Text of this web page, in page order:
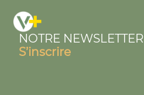
NOTRE NEWSLETTER
S’inscrire